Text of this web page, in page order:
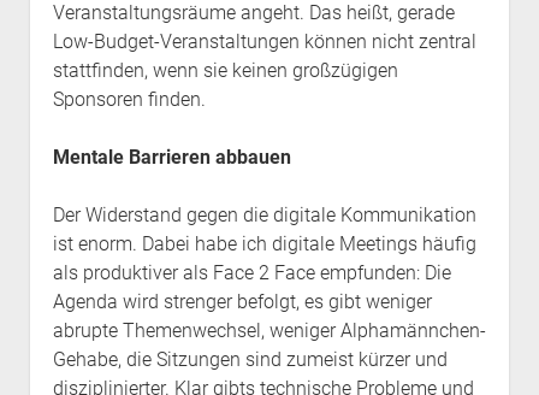
Veranstaltungsräume angeht. Das heißt, gerade
Low-Budget-Veranstaltungen können nicht zentral
stattfinden, wenn sie keinen großzügigen
Sponsoren finden.
Mentale Barrieren abbauen
Der Widerstand gegen die digitale Kommunikation
ist enorm. Dabei habe ich digitale Meetings häufig
als produktiver als Face 2 Face empfunden: Die
Agenda wird strenger befolgt, es gibt weniger
abrupte Themenwechsel, weniger Alphamännchen-
Gehabe, die Sitzungen sind zumeist kürzer und
disziplinierter. Klar gibts technische Probleme und